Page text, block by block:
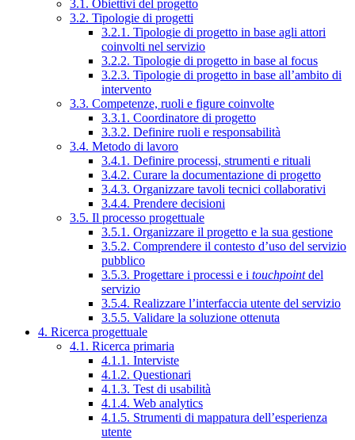
3.1. Obiettivi del progetto
3.2. Tipologie di progetti
3.2.1. Tipologie di progetto in base agli attori
coinvolti nel servizio
3.2.2. Tipologie di progetto in base al focus
3.2.3. Tipologie di progetto in base all’ambito di
intervento
3.3. Competenze, ruoli e figure coinvolte
3.3.1. Coordinatore di progetto
3.3.2. Definire ruoli e responsabilità
3.4. Metodo di lavoro
3.4.1. Definire processi, strumenti e rituali
3.4.2. Curare la documentazione di progetto
3.4.3. Organizzare tavoli tecnici collaborativi
3.4.4. Prendere decisioni
3.5. Il processo progettuale
3.5.1. Organizzare il progetto e la sua gestione
3.5.2. Comprendere il contesto d’uso del servizio
pubblico
3.5.3. Progettare i processi e i touchpointdel
servizio
3.5.4. Realizzare l’interfaccia utente del servizio
3.5.5. Validare la soluzione ottenuta
4. Ricerca progettuale
4.1. Ricerca primaria
4.1.1. Interviste
4.1.2. Questionari
4.1.3. Test di usabilità
4.1.4. Web analytics
4.1.5. Strumenti di mappatura dell’esperienza
utente